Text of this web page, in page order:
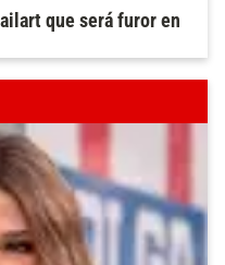
que será furor en